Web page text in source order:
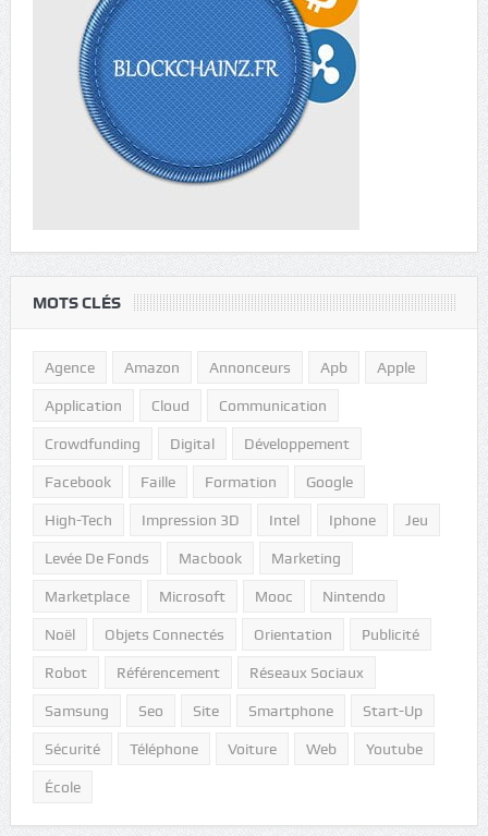
MOTS CLÉS
Agence Amazon Annonceurs Apb Apple
Application Cloud Communication
Crowdfunding Digital Développement
Facebook Faille Formation Google
High-Tech Impression 3D Intel Iphone Jeu
Levée De Fonds Macbook Marketing
Marketplace Microsoft Mooc Nintendo
Noël Objets Connectés Orientation Publicité
Robot Référencement Réseaux Sociaux
Samsung Seo Site Smartphone Start-Up
Sécurité Téléphone Voiture Web Youtube
École